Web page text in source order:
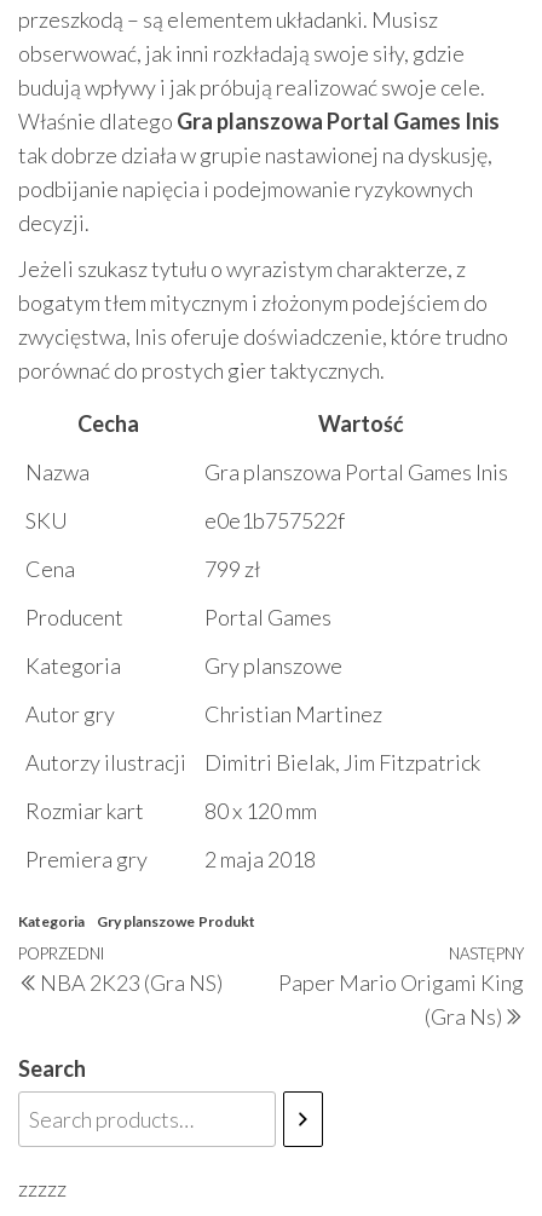
przeszkodą – są elementem układanki. Musisz
obserwować, jak inni rozkładają swoje siły, gdzie
budują wpływy i jak próbują realizować swoje cele.
Właśnie dlatego Gra planszowa Portal Games Inis
tak dobrze działa w grupie nastawionej na dyskusję,
podbijanie napięcia i podejmowanie ryzykownych
decyzji.
Jeżeli szukasz tytułu o wyrazistym charakterze, z
bogatym tłem mitycznym i złożonym podejściem do
zwycięstwa, Inis oferuje doświadczenie, które trudno
porównać do prostych gier taktycznych.
Cecha
Wartość
Nazwa
Gra planszowa Portal Games Inis
SKU
e0e1b757522f
Cena
799 zł
Producent
Portal Games
Kategoria
Gry planszowe
Autor gry
Christian Martinez
Autorzy ilustracji
Dimitri Bielak, Jim Fitzpatrick
Rozmiar kart
80 x 120 mm
Premiera gry
2 maja 2018
Kategoria Gry planszowe Produkt
Nawigacja
wpisu
Poprzedni
wpis
POPRZEDNI
NBA 2K23 (Gra NS)
NASTĘPNY
Paper Mario Origami King
(Gra Ns)
Search
zzzzz